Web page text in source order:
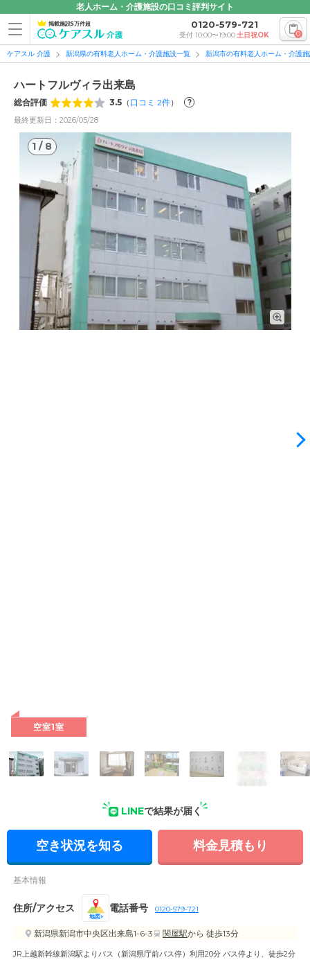
老人ホーム・介護施設の口コミ評判サイト
掲載施設5万件超 0120-579-721
受付 10:00〜19:00土日祝OK 0
ケアスル 介護 新潟県の有料老人ホーム・介護施設一覧 新潟市の有料老人ホーム・介護
ハートフルヴィラ出来島
総合評価 3.5 （ 口コミ 2件） ?
最終更新日：2026/05/28
1 / 8
1/8
空室1室
LINEで結果が届く
空き状況を知る 料金見積もり
基本情報
住所/アクセス
地図
電話番号 0120-579-721
新潟県新潟市中央区出来島1-6-3 関屋駅から 徒歩13分
JR上越新幹線新潟駅よりバス（新潟県庁前バス停）利用20分 バス停より、徒歩2分